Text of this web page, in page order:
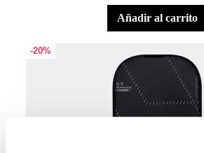
añadir al carrito
-20%